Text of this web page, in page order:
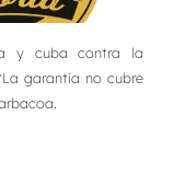
y cuba contra la
garantía no cubre